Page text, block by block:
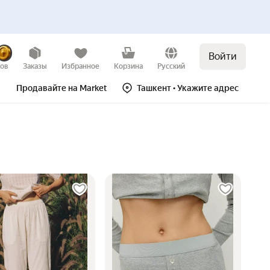
Заказы Избранное Корзина Русский
Войти
Продавайте на Market Ташкент• Укажите адрес